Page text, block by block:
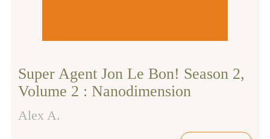
Super Agent Jon Le Bon! Season 2,
Volume 2 : Nanodimension
Alex A.